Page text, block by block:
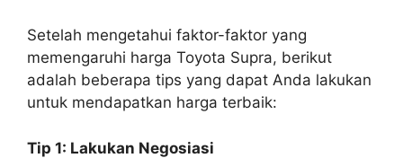
Setelah mengetahui faktor-faktor yang
memengaruhi harga Toyota Supra, berikut
adalah beberapa tips yang dapat Anda lakukan
untuk mendapatkan harga terbaik:
Tip 1: Lakukan Negosiasi